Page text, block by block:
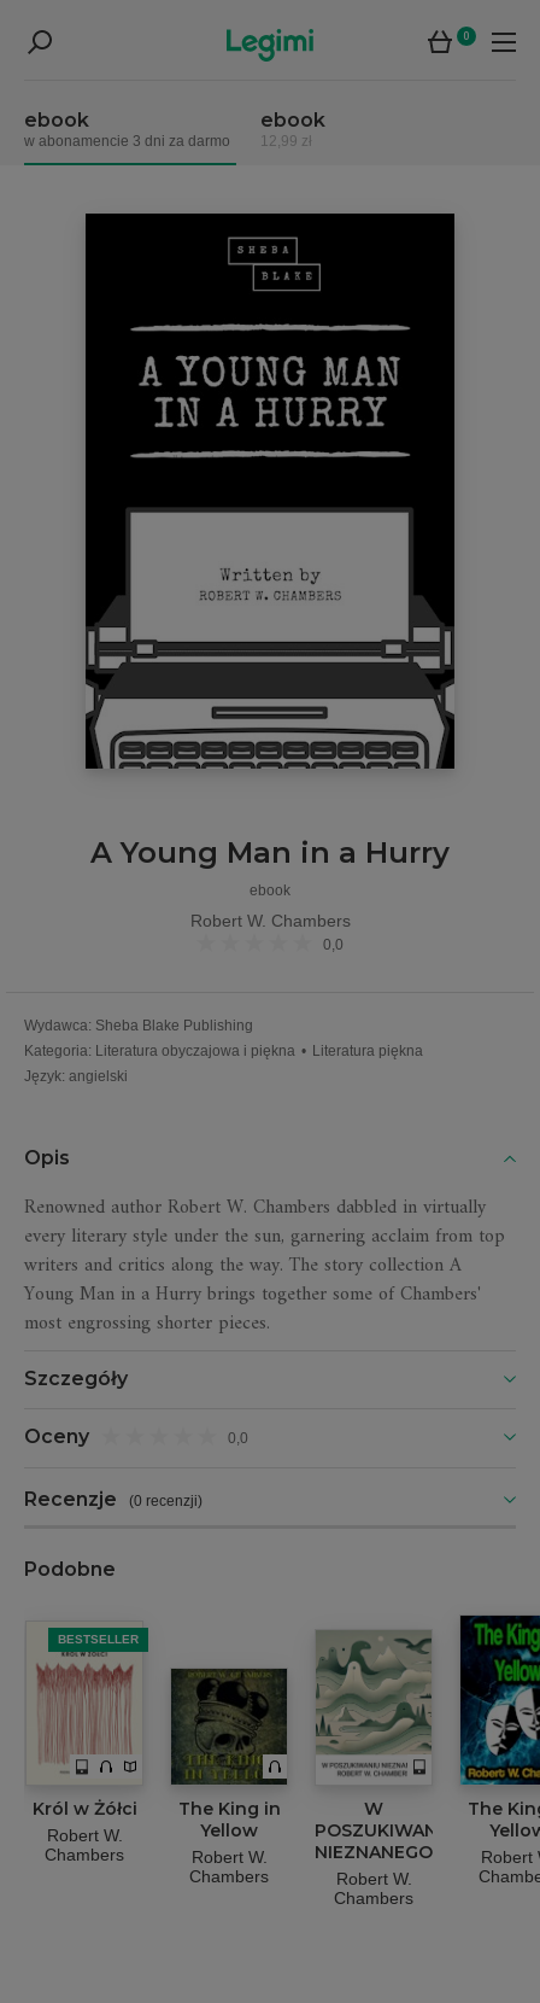
0
ebook
w abonamencie 3 dni za darmo
ebook
12,99 zł
A Young Man in a Hurry
ebook
Robert W. Chambers
0,0
Wydawca: Sheba Blake Publishing
Kategoria: Literatura obyczajowa i piękna • Literatura piękna
Język: angielski
Opis
Renowned author Robert W. Chambers dabbled in virtually
every literary style under the sun, garnering acclaim from top
writers and critics along the way. The story collection A
Young Man in a Hurry brings together some of Chambers'
most engrossing shorter pieces.
Szczegóły
Oceny 0,0
Recenzje (0 recenzji)
Podobne
BESTSELLER
Król w Żółci
Robert W.
Chambers
The King in
Yellow
Robert W.
Chambers
W
POSZUKIWANIU
NIEZNANEGO
Robert W.
Chambers
The
Robert